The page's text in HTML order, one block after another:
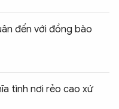
đến với đồng bào
tình nơi rẻo cao xứ